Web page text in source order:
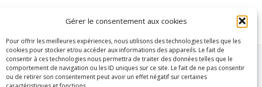
Gérer le consentement aux cookies
Pour offrir les meilleures expériences, nous utilisons des technologies telles que les
cookies pour stocker et/ou accéder aux informations des appareils. Le fait de
consentir à ces technologies nous permettra de traiter des données telles que le
comportement de navigation ou les ID uniques sur ce site. Le fait de ne pas consentir
ou de retirer son consentement peut avoir un effet négatif sur certaines